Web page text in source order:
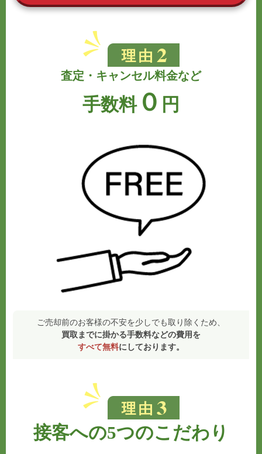
査定・キャンセル料金など
手数料０ 円
ご売却前のお客様の不安を少しでも取り除くため、
買取までに掛かる手数料などの費用を
すべて無料にしております。
接客への5つのこだわり